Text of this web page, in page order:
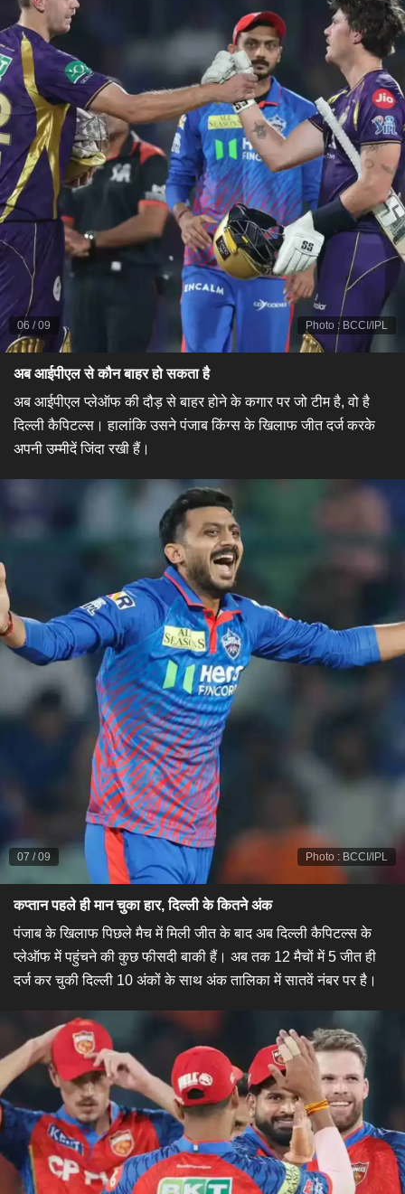
Photo : BCCI/IPL
06 /09
अब आईपीएल से कौन बाहर हो सकता है
अब आईपीएल प्लेऑफ की दौड़ से बाहर होने के कगार पर जो टीम है, वो है
दिल्ली कैपिटल्स। हालांकि उसने पंजाब किंग्स के खिलाफ जीत दर्ज करके
अपनी उम्मीदें जिंदा रखी हैं।
Photo : BCCI/IPL
07 /09
कप्तान पहले ही मान चुका हार, दिल्ली के कितने अंक
पंजाब के खिलाफ पिछले मैच में मिली जीत के बाद अब दिल्ली कैपिटल्स के
प्लेऑफ में पहुंचने की कुछ फीसदी बाकी हैं। अब तक 12 मैचों में 5 जीत ही
दर्ज कर चुकी दिल्ली 10 अंकों के साथ अंक तालिका में सातवें नंबर पर है।